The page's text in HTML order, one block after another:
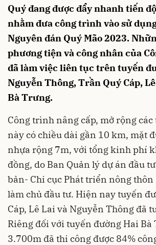
Quý đang được đẩy nhanh tiến
nhằm đưa công trình vào sử
Nguyên đán Quý Mão 2023.
phương tiện và công nhân của
đã làm việc liên tục trên tuyến
Nguyễn Thông, Trần Quý Cáp,
Bà Trưng.
Công trình nâng cấp, mở rộng
này có chiều dài gần 10 km, mặt
nhựa rộng 7m, với tổng kinh phí
đồng, do Ban Quản lý dự án đầu
bản- Chi cục Phát triển nông
làm chủ đầu tư. Hiện nay tuyến
Cáp, Lê Lai và Nguyễn Thông đã
Riêng đối với tuyến đường Hai Bà
3.700m đã thi công được 84%